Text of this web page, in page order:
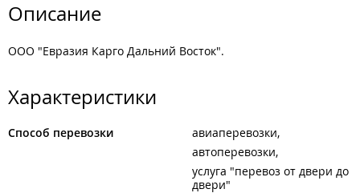
Описание
ООО "Евразия Карго Дальний Восток".
Характеристики
Способ перевозки
авиаперевозки
автоперевозки
услуга "перевоз от двери до
двери"